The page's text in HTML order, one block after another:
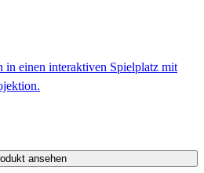
in einen interaktiven Spielplatz mit
ansehen